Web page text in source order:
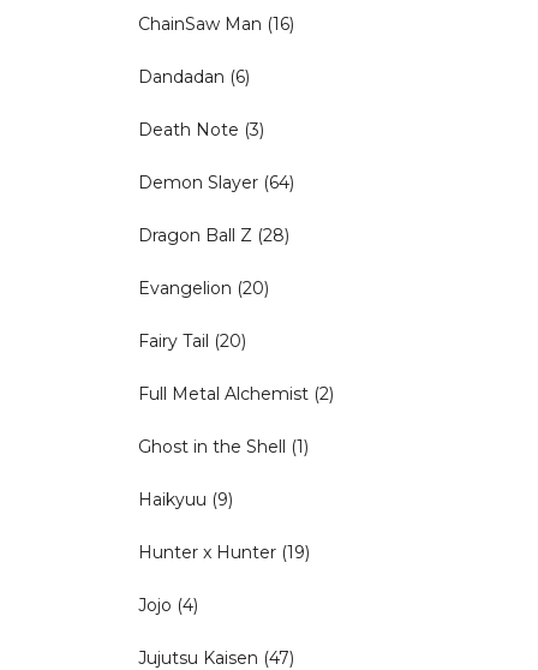
ChainSaw Man (16)
Dandadan (6)
Death Note (3)
Demon Slayer (64)
Dragon Ball Z (28)
Evangelion (20)
Fairy Tail (20)
Full Metal Alchemist (2)
Ghost in the Shell (1)
Haikyuu (9)
Hunter x Hunter (19)
Jojo (4)
Jujutsu Kaisen (47)